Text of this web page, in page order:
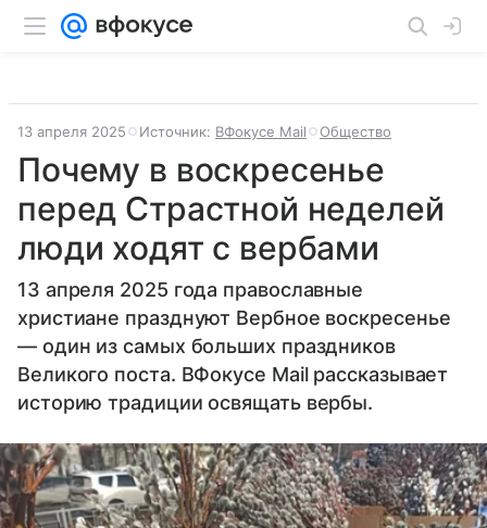
13 апреля 2025 Источник: ВФокусе Mail Общество
Почему в воскресенье
перед Страстной неделей
люди ходят с вербами
13 апреля 2025 года православные
христиане празднуют Вербное воскресенье
— один из самых больших праздников
Великого поста. ВФокусе Mail рассказывает
историю традиции освящать вербы.